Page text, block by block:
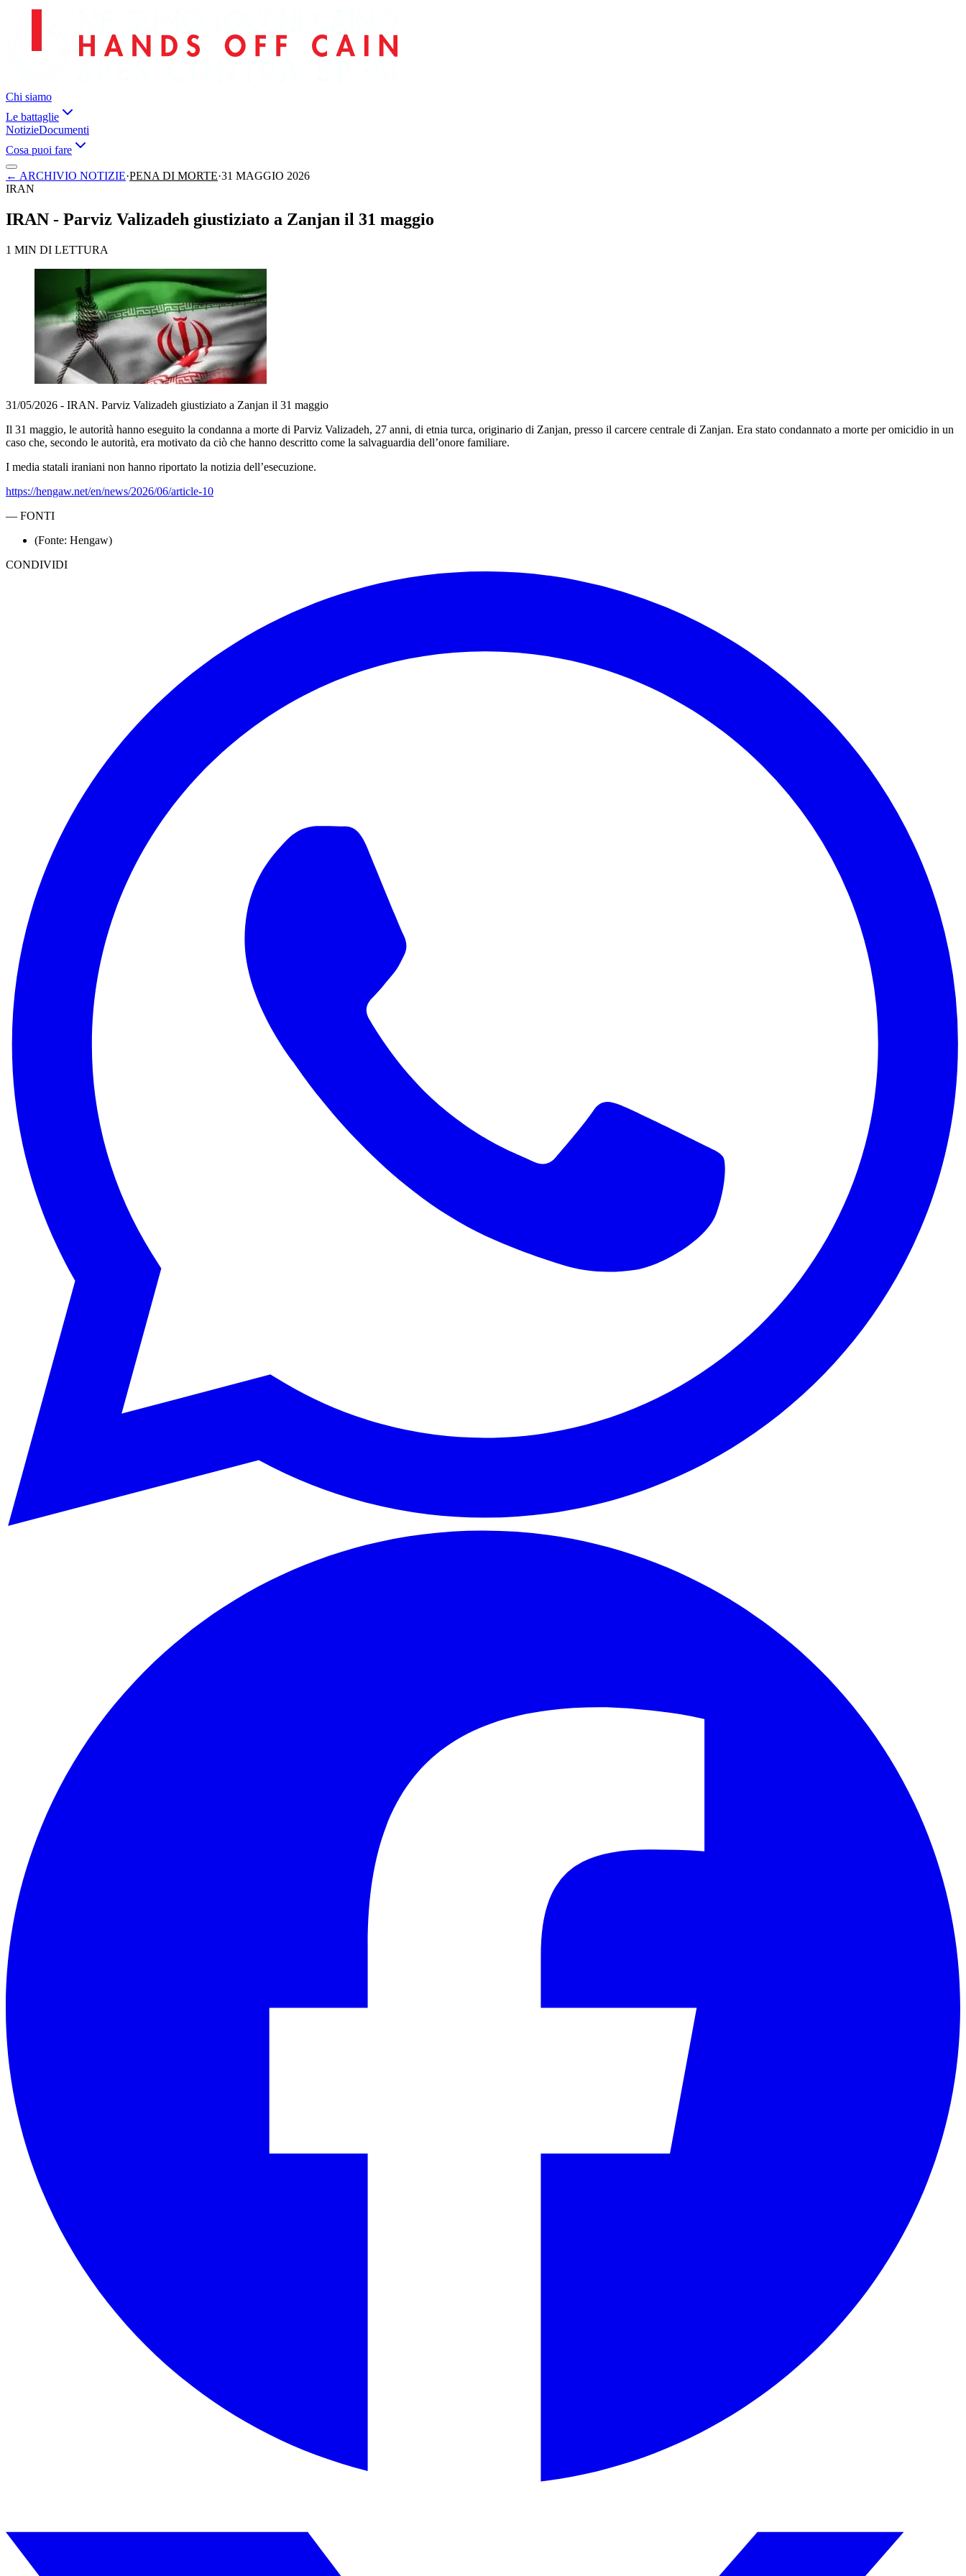
Chi siamo
Le battaglie
NotizieDocumenti
Cosa puoi fare
← ARCHIVIO NOTIZIE·PENA DI MORTE·31 MAGGIO 2026
IRAN
IRAN - Parviz Valizadeh giustiziato a Zanjan il 31 maggio
1 MIN DI LETTURA
31/05/2026 - IRAN. Parviz Valizadeh giustiziato a Zanjan il 31 maggio
Il 31 maggio, le autorità hanno eseguito la condanna a morte di Parviz Valizadeh, 27 anni, di etnia turca, originario di Zanjan, presso il carcere centrale di Zanjan. Era stato condannato a morte per omicidio in un
caso che, secondo le autorità, era motivato da ciò che hanno descritto come la salvaguardia dell’onore familiare.
I media statali iraniani non hanno riportato la notizia dell’esecuzione.
https://hengaw.net/en/news/2026/06/article-10
— FONTI
(Fonte: Hengaw)
CONDIVIDI